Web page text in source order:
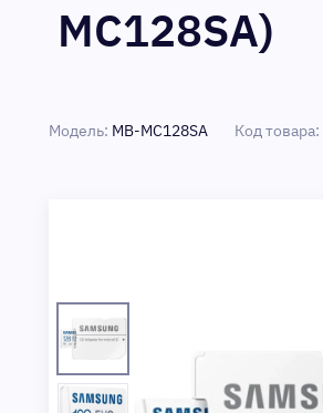
MC128SA)
Модель: MB-MC128SA Код товара: